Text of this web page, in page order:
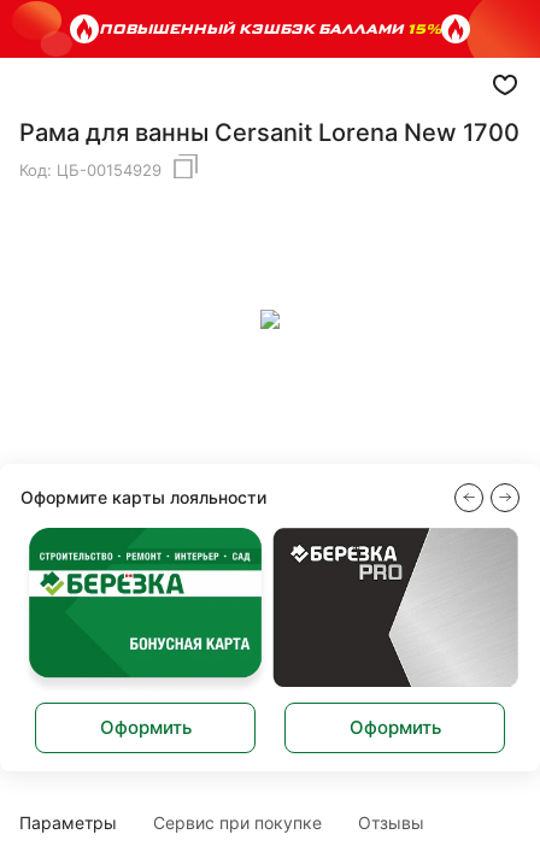
ПОВЫШЕННЫЙ КЭШБЭК БАЛЛАМИ15%
Рама для ванны Cersanit Lorena New 1700
Код: ЦБ-00154929
Оформите карты лояльности
Оформить Оформить
Параметры Сервис при покупке Отзывы